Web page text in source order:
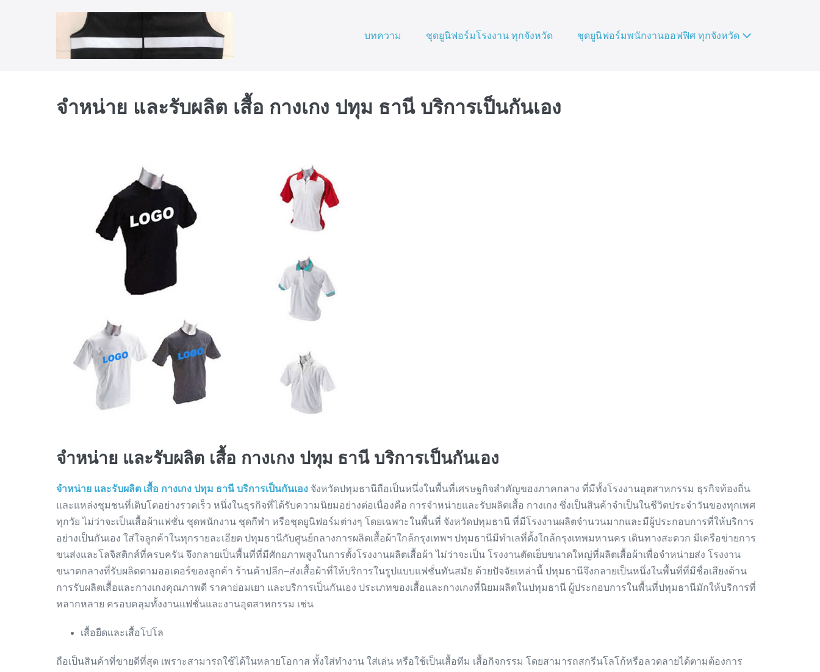
บทความ ชุดยูนิฟอร์มโรงงาน ทุกจังหวัด ชุดยูนิฟอร์มพนักงานออฟฟิศ ทุกจังหวัด
จำหน่าย และรับผลิต เสื้อ กางเกง ปทุม ธานี บริการเป็นกันเอง
จำหน่าย และรับผลิต เสื้อ กางเกง ปทุม ธานี บริการเป็นกันเอง
จำหน่าย และรับผลิต เสื้อ กางเกง ปทุม ธานี บริการเป็นกันเอง จังหวัดปทุมธานีถือเป็นหนึ่งในพื้นที่เศรษฐกิจสำคัญของภาคกลาง ที่มีทั้งโรงงานอุตสาหกรรม ธุรกิจท้องถิ่น
และแหล่งชุมชนที่เติบโตอย่างรวดเร็ว หนึ่งในธุรกิจที่ได้รับความนิยมอย่างต่อเนื่องคือ การจำหน่ายและรับผลิตเสื้อ กางเกง ซึ่งเป็นสินค้าจำเป็นในชีวิตประจำวันของทุกเพศ
ทุกวัย ไม่ว่าจะเป็นเสื้อผ้าแฟชั่น ชุดพนักงาน ชุดกีฬา หรือชุดยูนิฟอร์มต่างๆ โดยเฉพาะในพื้นที่ จังหวัดปทุมธานี ที่มีโรงงานผลิตจำนวนมากและมีผู้ประกอบการที่ให้บริการ
อย่างเป็นกันเอง ใส่ใจลูกค้าในทุกรายละเอียด ปทุมธานีกับศูนย์กลางการผลิตเสื้อผ้าใกล้กรุงเทพฯ ปทุมธานีมีทำเลที่ตั้งใกล้กรุงเทพมหานคร เดินทางสะดวก มีเครือข่ายการ
ขนส่งและโลจิสติกส์ที่ครบครัน จึงกลายเป็นพื้นที่ที่มีศักยภาพสูงในการตั้งโรงงานผลิตเสื้อผ้า ไม่ว่าจะเป็น โรงงานตัดเย็บขนาดใหญ่ที่ผลิตเสื้อผ้าเพื่อจำหน่ายส่ง โรงงาน
ขนาดกลางที่รับผลิตตามออเดอร์ของลูกค้า ร้านค้าปลีก–ส่งเสื้อผ้าที่ให้บริการในรูปแบบแฟชั่นทันสมัย ด้วยปัจจัยเหล่านี้ ปทุมธานีจึงกลายเป็นหนึ่งในพื้นที่ที่มีชื่อเสียงด้าน
การรับผลิตเสื้อและกางเกงคุณภาพดี ราคาย่อมเยา และบริการเป็นกันเอง ประเภทของเสื้อและกางเกงที่นิยมผลิตในปทุมธานี ผู้ประกอบการในพื้นที่ปทุมธานีมักให้บริการที่
หลากหลาย ครอบคลุมทั้งงานแฟชั่นและงานอุตสาหกรรม เช่น
เสื้อยืดและเสื้อโปโล
ถือเป็นสินค้าที่ขายดีที่สุด เพราะสามารถใช้ได้ในหลายโอกาส ทั้งใส่ทำงาน ใส่เล่น หรือใช้เป็นเสื้อทีม เสื้อกิจกรรม โดยสามารถสกรีนโลโก้หรือลวดลายได้ตามต้องการ